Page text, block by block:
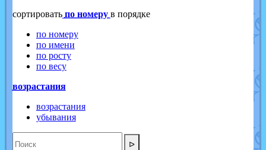
cортировать по номеру в порядке
по номеру
по имени
по росту
по весу
возрастания
возрастания
убывания
ᐅ